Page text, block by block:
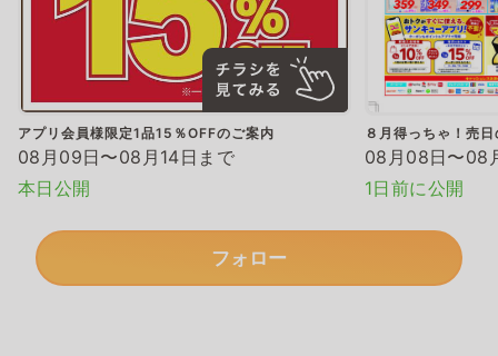
アプリ会員様限定1品15％OFFのご案内
08月09日〜08月14日まで
本日公開
８月得っちゃ！売
08月08日〜08
1日前に公開
フォロー